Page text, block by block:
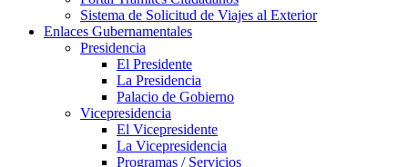
Sistema de Solicitud de Viajes al Exterior
Enlaces Gubernamentales
Presidencia
El Presidente
La Presidencia
Palacio de Gobierno
Vicepresidencia
El Vicepresidente
La Vicepresidencia
Programas / Servicios